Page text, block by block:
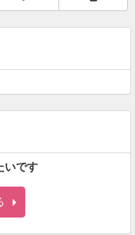
いです